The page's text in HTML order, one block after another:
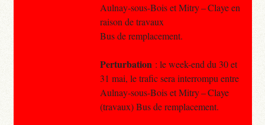
Aulnay-sous-Bois et Mitry – Claye en
raison de travaux
Bus de remplacement.
Perturbation : le week-end du 30 et
31 mai, le trafic sera interrompu entre
Aulnay-sous-Bois et Mitry – Claye
(travaux) Bus de remplacement.